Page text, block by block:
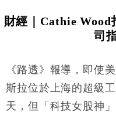
17:40
財經｜本港6月零
50%
15:59
財經｜SA售股自
財經｜Cathie
司
《路透》報導，即使
斯拉位於上海的超級
天，但「科技女股神